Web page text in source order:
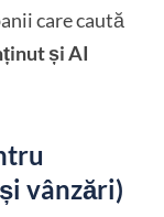
care caută
și AI
vânzări)